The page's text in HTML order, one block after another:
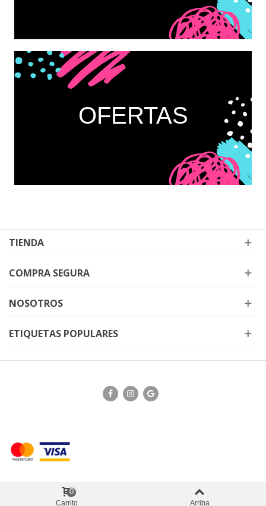
OFERTAS
TIENDA
COMPRA SEGURA
NOSOTROS
ETIQUETAS POPULARES
Carrito
0
Arriba